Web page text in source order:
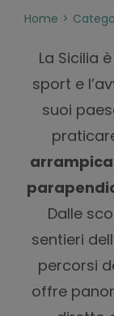
Home
La Sicilia
sport e
suoi
Dalle
sentieri
percorsi
offre